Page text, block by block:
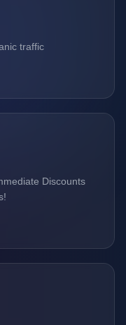
traffic
Discounts